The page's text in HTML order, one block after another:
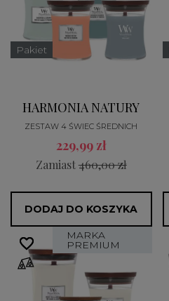
Pakiet
HARMONIA NATURY
ZESTAW 4 ŚWIEC ŚREDNICH
229,99 zł
Zamiast460,00 zł
DODAJ DO KOSZYKA
MARKA
PREMIUM
favorite_border
favorite_border